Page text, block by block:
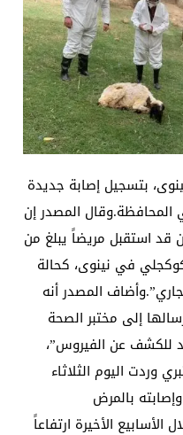
بتسجيل إصابة جديدة
المصدر إن
استقبل مريضاً يبلغ من
كوكجلي في نينوى، كحالة
25 حزيران الجاري”.وأضاف المصدر أنه
إلى مختبر الصحة
للكشف عن الفيروس”،
وردت اليوم الثلاثاء
بالمرض
الأخيرة ارتفاعاً